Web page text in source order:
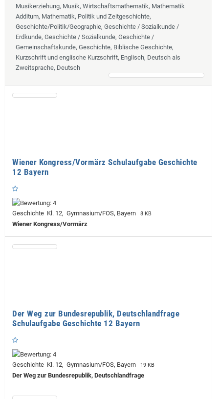
Musikerziehung, Musik, Wirtschaftsmathematik, Mathematik
Additum, Mathematik, Politik und Zeitgeschichte,
Geschichte/Politik/Geographie, Geschichte / Sozialkunde /
Erdkunde, Geschichte / Sozialkunde, Geschichte /
Gemeinschaftskunde, Geschichte, Biblische Geschichte,
Kurzschrift und englische Kurzschrift, Englisch, Deutsch als
Zweitsprache, Deutsch
Wiener Kongress/Vormärz Schulaufgabe Geschichte
12 Bayern
Geschichte Kl. 12, Gymnasium/FOS, Bayern 8 KB
Wiener Kongress/Vormärz
Der Weg zur Bundesrepublik, Deutschlandfrage
Schulaufgabe Geschichte 12 Bayern
Geschichte Kl. 12, Gymnasium/FOS, Bayern 19 KB
Der Weg zur Bundesrepublik, Deutschlandfrage